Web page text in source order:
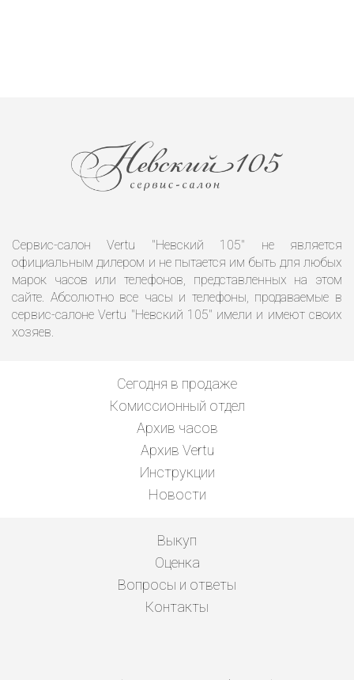
Сервис-салон Vertu "Невский 105" не является
официальным дилером и не пытается им быть для любых
марок часов или телефонов, представленных на этом
сайте. Абсолютно все часы и телефоны, продаваемые в
сервис-салоне Vertu "Невский 105" имели и имеют своих
хозяев.
Сегодня в продаже
Комиссионный отдел
Архив часов
Архив Vertu
Инструкции
Новости
Выкуп
Оценка
Вопросы и ответы
Контакты